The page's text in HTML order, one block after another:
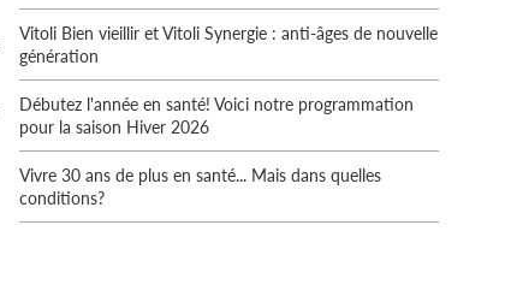
Vitoli Bien vieillir et Vitoli Synergie : anti-âges de nouvelle
génération
Débutez l'année en santé! Voici notre programmation
pour la saison Hiver 2026
Vivre 30 ans de plus en santé... Mais dans quelles
conditions?